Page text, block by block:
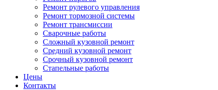
Ремонт рулевого управления
Ремонт тормозной системы
Ремонт трансмиссии
Сварочные работы
Сложный кузовной ремонт
Средний кузовной ремонт
Срочный кузовной ремонт
Стапельные работы
Цены
Контакты